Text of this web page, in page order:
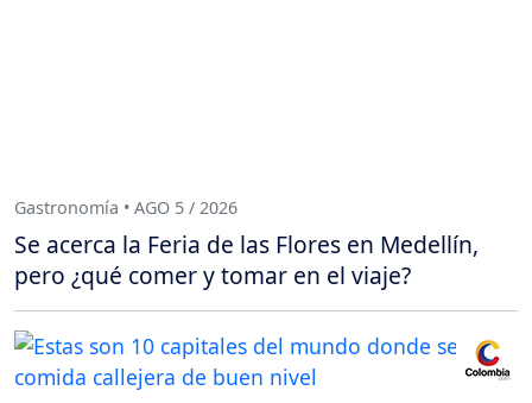
Gastronomía • AGO 5 / 2026
Se acerca la Feria de las Flores en Medellín,
pero ¿qué comer y tomar en el viaje?